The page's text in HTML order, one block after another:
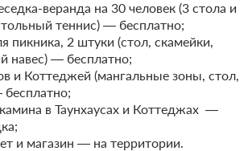
веранда на 30 человек (3 стола и
теннис) — бесплатно;
пикника, 2 штуки (стол, скамейки,
навес) — бесплатно;
и Коттеджей (мангальные зоны, стол,
в Таунхаусах и Коттеджах —
и магазин — на территории.